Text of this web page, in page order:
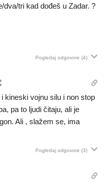
tri kad dođeš u Zadar. ?
Pogledaj odgovore (4)
kineski vojnu silu i non stop
pa to ljudi čitaju, ali je
Ali , slažem se, ima
Pogledaj odgovore (3)